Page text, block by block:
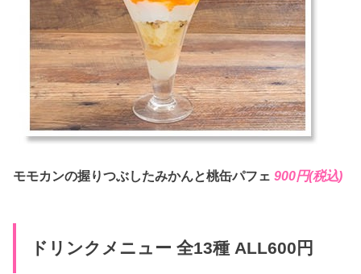
モモカンの握りつぶしたみかんと桃缶パフェ900円(税込)
ドリンクメニュー 全13種 ALL600円